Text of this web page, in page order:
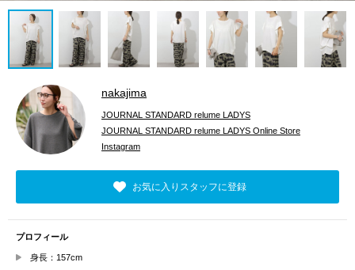
nakajima
JOURNAL STANDARD relume LADYS
JOURNAL STANDARD relume LADYS Online Store
Instagram
お気に入りスタッフに登録
プロフィール
身長：157cm